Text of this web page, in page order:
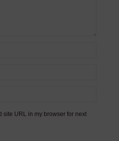
site URL in my browser for next